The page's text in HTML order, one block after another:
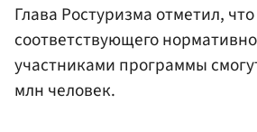
Глава Ростуризма отметил,
соответствующего
участниками программы
млн человек.